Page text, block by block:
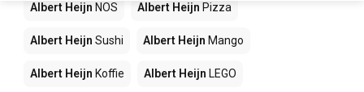
Albert Heijn NOS Albert Heijn Pizza
Albert Heijn Sushi Albert Heijn Mango
Albert Heijn Koffie Albert Heijn LEGO